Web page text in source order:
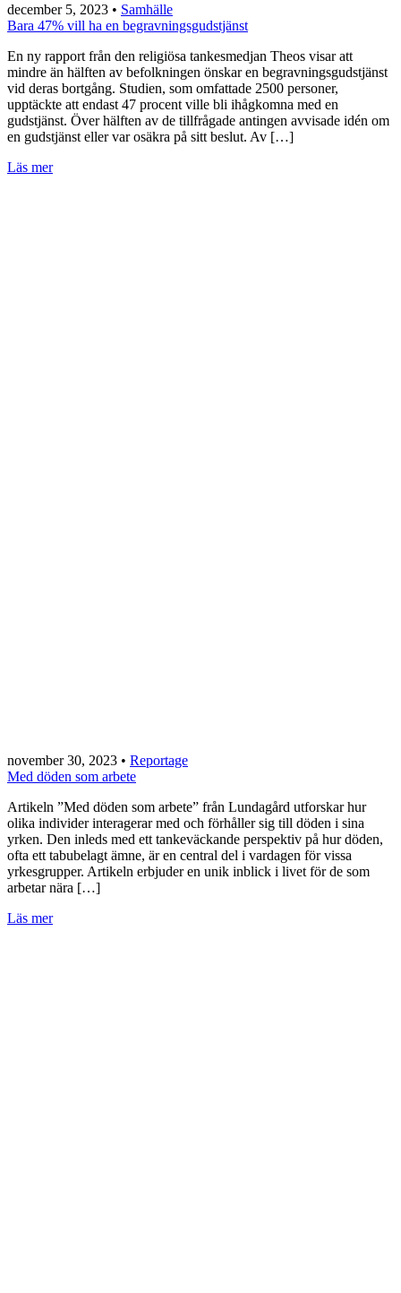
december 5, 2023 • Samhälle
Bara 47% vill ha en begravningsgudstjänst
En ny rapport från den religiösa tankesmedjan Theos visar att
mindre än hälften av befolkningen önskar en begravningsgudstjänst
vid deras bortgång. Studien, som omfattade 2500 personer,
upptäckte att endast 47 procent ville bli ihågkomna med en
gudstjänst. Över hälften av de tillfrågade antingen avvisade idén om
en gudstjänst eller var osäkra på sitt beslut. Av […]
Läs mer
november 30, 2023 • Reportage
Med döden som arbete
Artikeln ”Med döden som arbete” från Lundagård utforskar hur
olika individer interagerar med och förhåller sig till döden i sina
yrken. Den inleds med ett tankeväckande perspektiv på hur döden,
ofta ett tabubelagt ämne, är en central del i vardagen för vissa
yrkesgrupper. Artikeln erbjuder en unik inblick i livet för de som
arbetar nära […]
Läs mer